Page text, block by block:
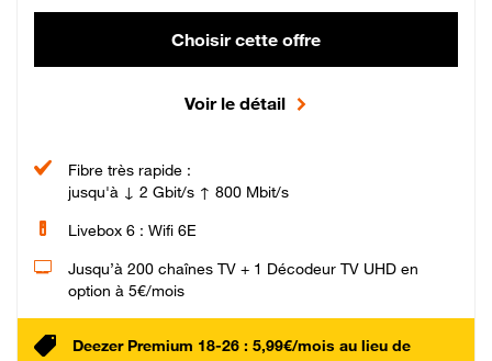
Choisir cette offre
Voir le détail
Fibre très rapide :
jusqu'à ↓ 2 Gbit/s ↑ 800 Mbit/s
Livebox 6 : Wifi 6E
Jusqu’à 200 chaînes TV + 1 Décodeur TV UHD en
option à 5€/mois
Deezer Premium 18-26 : 5,99€/mois au lieu de